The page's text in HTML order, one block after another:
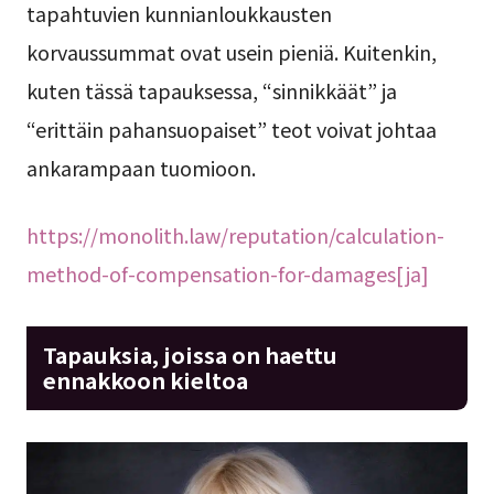
tapahtuvien kunnianloukkausten
korvaussummat ovat usein pieniä. Kuitenkin,
kuten tässä tapauksessa, “sinnikkäät” ja
“erittäin pahansuopaiset” teot voivat johtaa
ankarampaan tuomioon.
https://monolith.law/reputation/calculation-
method-of-compensation-for-damages[ja]
Tapauksia, joissa on haettu
ennakkoon kieltoa